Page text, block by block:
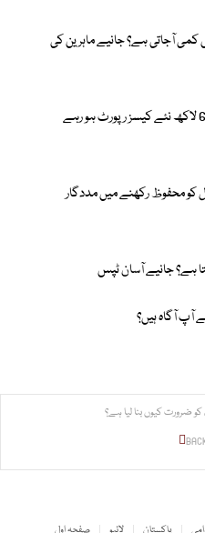
کمی آجاتی ہے؟ جانیے ماہرین کی
دنیا بھر سے کینسر کے سالانہ 2 کروڑ 6 لاکھ نئے کیسز رپورٹ ہو رہے
کو محفوظ رکھنے میں مددگار
ہے؟ جانیے آسان ٹپس
آپ آگاہ ہیں؟
ضرورت کیوں بنا لیا ہے؟